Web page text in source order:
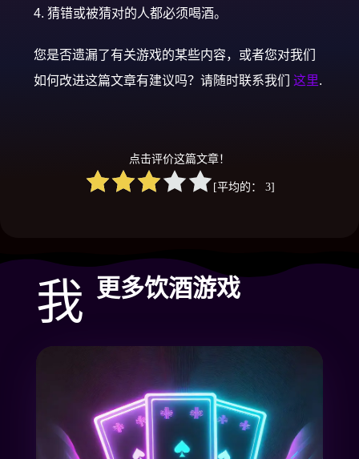
猜错或被猜对的人都必须喝酒。
您是否遗漏了有关游戏的某些内容，或者您对我们
如何改进这篇文章有建议吗？请随时联系我们这里.
点击评价这篇文章！
[平均的： 3]
我 更多饮酒游戏